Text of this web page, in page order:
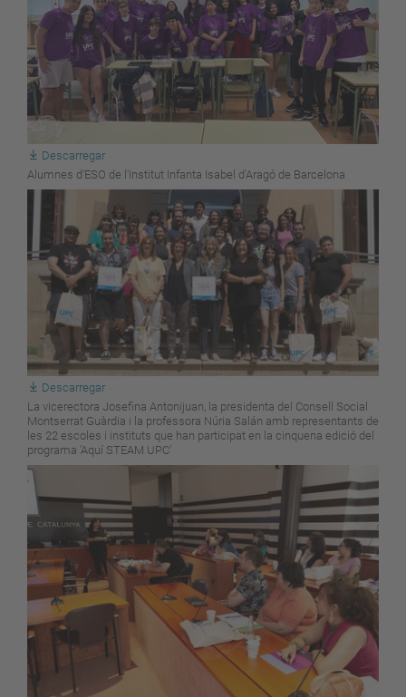
Descarregar
Alumnes d'ESO de l'Institut Infanta Isabel d'Aragó de Barcelona
Descarregar
La vicerectora Josefina Antonijuan, la presidenta del Consell Social
Montserrat Guàrdia i la professora Núria Salán amb representants de
les 22 escoles i instituts que han participat en la cinquena edició del
programa ’Aquí STEAM UPC’